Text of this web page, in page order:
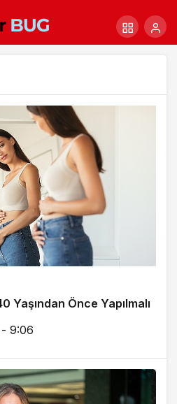
Yaşından Önce Yapılmalı
- 9:06